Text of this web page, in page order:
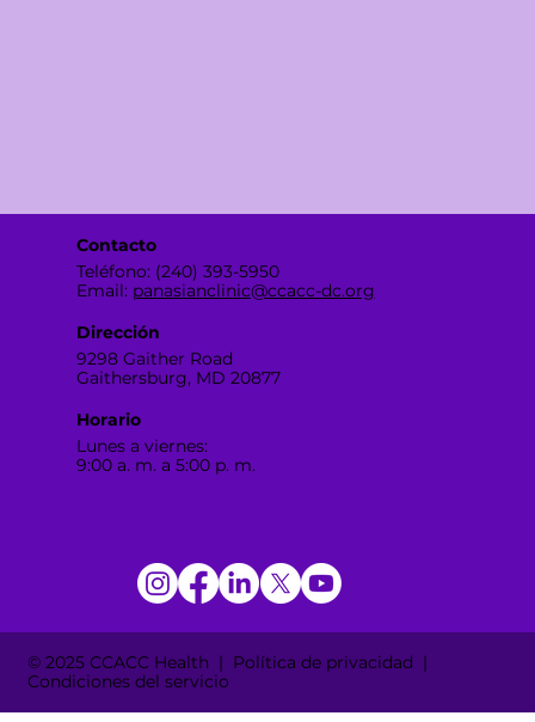
Contacto
Teléfono: (240) 393-5950
Email: panasianclinic@ccacc-dc.org
Dirección
9298 Gaither Road
Gaithersburg, MD 20877
Horario
Lunes a viernes:
9:00 a. m. a 5:00 p. m.
© 2025 CCACC Health | Política de privacidad |
Condiciones del servicio